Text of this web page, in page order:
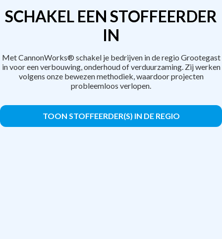
SCHAKEL EEN STOFFEERDER
IN
Met CannonWorks® schakel je bedrijven in de regio Grootegast
in voor een verbouwing, onderhoud of verduurzaming. Zij werken
volgens onze bewezen methodiek, waardoor projecten
probleemloos verlopen.
TOON STOFFEERDER(S) IN DE REGIO